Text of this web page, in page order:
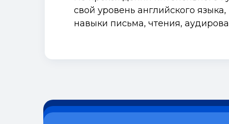
свой уровень английского
навыки письма, чтения,